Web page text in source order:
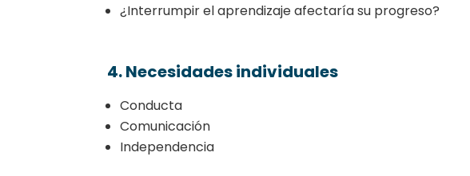
¿Interrumpir el aprendizaje afectaría su progreso?
4. Necesidades individuales
Conducta
Comunicación
Independencia